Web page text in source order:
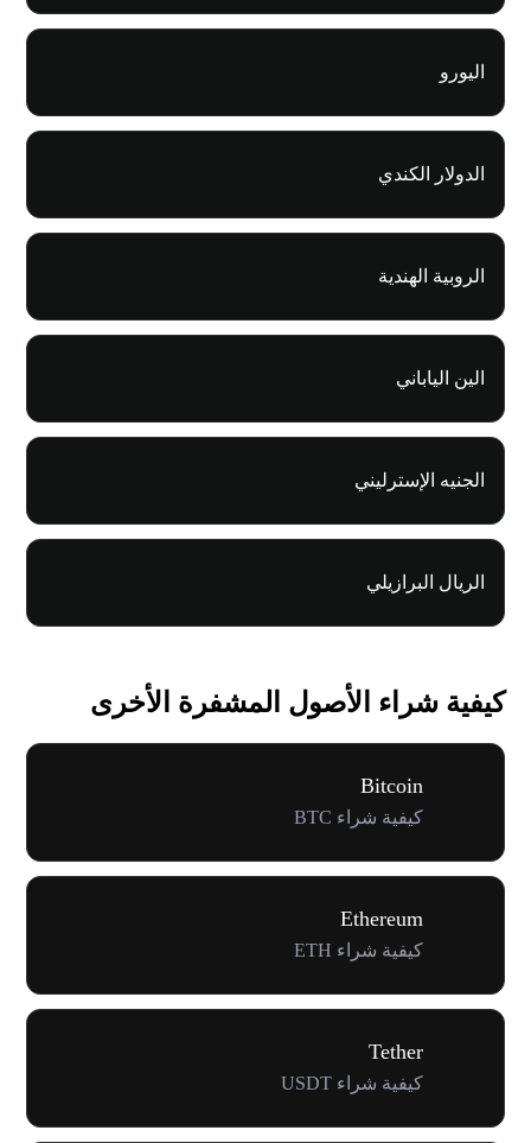
اليورو
الدولار الكندي
الروبية الهندية
الين الياباني
الجنيه الإسترليني
الريال البرازيلي
كيفية شراء الأصول المشفرة الأخرى
Bitcoin
كيفية شراء BTC
Ethereum
كيفية شراء ETH
Tether
كيفية شراء USDT